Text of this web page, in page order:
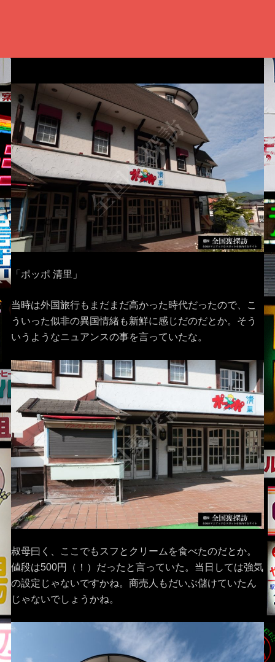
「ポッポ 清里」
当時は外国旅行もまだまだ高かった時代だったので、こ
ういった似非の異国情緒も新鮮に感じだのだとか。そう
いうようなニュアンスの事を言っていたな。
叔母曰く、ここでもスフとクリームを食べたのだとか。
値段は500円（！）だったと言っていた。当日しては強気
の設定じゃないですかね。商売人もだいぶ儲けていたん
じゃないでしょうかね。